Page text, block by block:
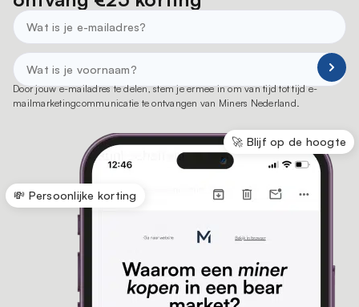
Door jouw e-mailadres te delen, stem je ermee in om van tijd tot tijd e-
mailmarketingcommunicatie te ontvangen van Miners Nederland.
💸 Persoonlijke korting
🚀 Blijf op de hoogte